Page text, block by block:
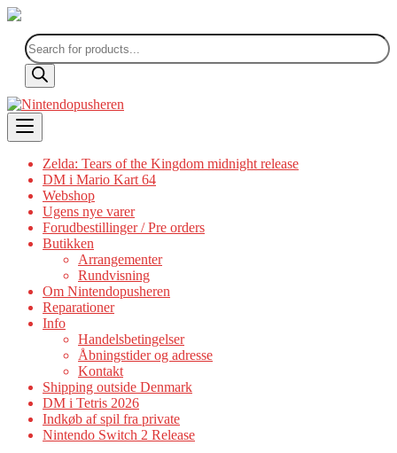
Products
search
Skip
to
content
Zelda: Tears of the Kingdom midnight release
DM i Mario Kart 64
Webshop
Ugens nye varer
Forudbestillinger / Pre orders
Butikken
Arrangementer
Rundvisning
Om Nintendopusheren
Reparationer
Info
Handelsbetingelser
Åbningstider og adresse
Kontakt
Shipping outside Denmark
DM i Tetris 2026
Indkøb af spil fra private
Nintendo Switch 2 Release